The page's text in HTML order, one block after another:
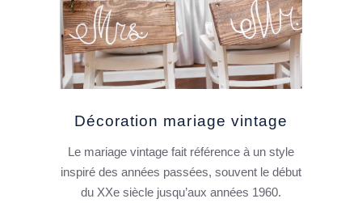
Décoration mariage vintage
Le mariage vintage fait référence à un style
inspiré des années passées, souvent le début
du XXe siècle jusqu’aux années 1960.